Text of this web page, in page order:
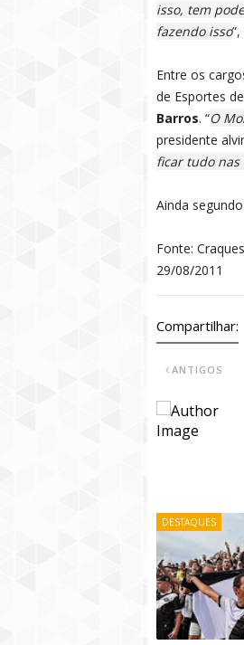
isso, tem
fazendo isso
Entre os
de Esportes
Barros. “O
presidente
ficar tudo nas
Ainda
Fonte:
29/08/2011
Compartilhar:
ANTIGOS
DESTAQUES